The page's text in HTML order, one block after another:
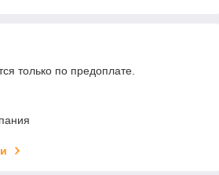
только по предоплате.